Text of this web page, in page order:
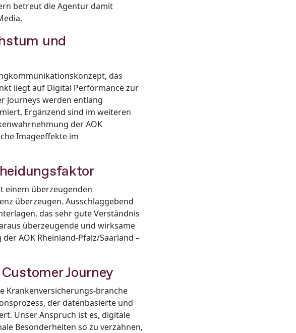
betreut die Agentur damit
und
das
liegt auf Digital Performance zur
Journeys werden entlang
Ergänzend sind im weiteren
der AOK
Imageeffekte im
einem überzeugenden
überzeugen. Ausschlaggebend
das sehr gute Verständnis
überzeugende und wirksame
AOK Rheinland-Pfalz/Saarland –
Journey
Krankenversicherungs-branche
der datenbasierte und
Unser Anspruch ist es, digitale
Besonderheiten so zu verzahnen,